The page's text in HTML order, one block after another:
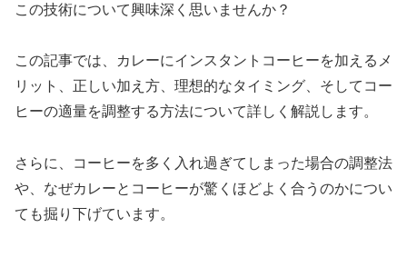
この技術について興味深く思いませんか？
この記事では、カレーにインスタントコーヒーを加えるメ
リット、正しい加え方、理想的なタイミング、そしてコー
ヒーの適量を調整する方法について詳しく解説します。
さらに、コーヒーを多く入れ過ぎてしまった場合の調整法
や、なぜカレーとコーヒーが驚くほどよく合うのかについ
ても掘り下げています。